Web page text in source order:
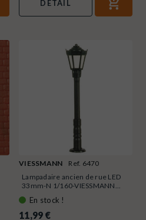
DÉTAIL
VIESSMANN
Ref. 6470
Lampadaire ancien de rue LED
33mm-N 1/160-VIESSMANN...
En stock !
11,99 €